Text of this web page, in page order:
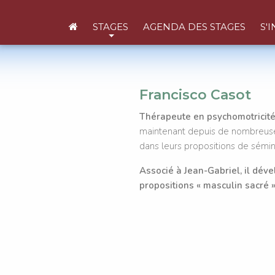
STAGES AGENDA DES STAGES
QUI SOMMES-
Francisco Casot
Thérapeute en
maintenant depuis de
dans leurs propositions de
Associé à Jean-Gabriel, il
propositions « masculin sacré